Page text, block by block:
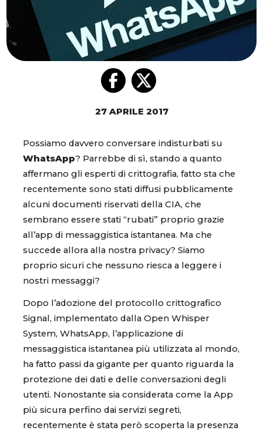
27 APRILE 2017
Possiamo davvero conversare indisturbati su
WhatsApp? Parrebbe di sì, stando a quanto
affermano gli esperti di crittografia, fatto sta che
recentemente sono stati diffusi pubblicamente
alcuni documenti riservati della CIA, che
sembrano essere stati “rubati” proprio grazie
all’app di messaggistica istantanea. Ma che
succede allora alla nostra privacy? Siamo
proprio sicuri che nessuno riesca a leggere i
nostri messaggi?
Dopo l’adozione del protocollo crittografico
Signal, implementato dalla Open Whisper
System, WhatsApp, l’applicazione di
messaggistica istantanea più utilizzata al mondo,
ha fatto passi da gigante per quanto riguarda la
protezione dei dati e delle conversazioni degli
utenti. Nonostante sia considerata come la App
più sicura perfino dai servizi segreti,
recentemente è stata però scoperta la presenza